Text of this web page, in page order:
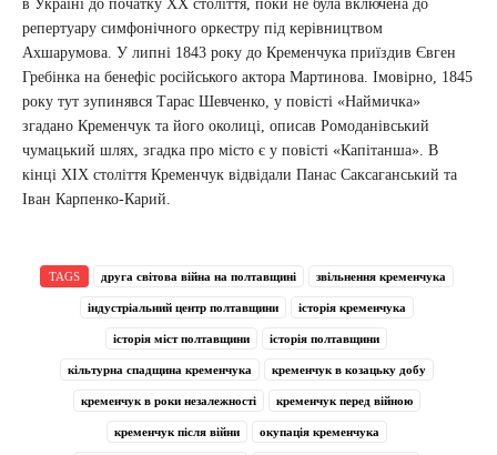
в Україні до початку ХХ століття, поки не була включена до
репертуару симфонічного оркестру під керівництвом
Ахшарумова. У липні 1843 року до Кременчука приїздив Євген
Гребінка на бенефіс російського актора Мартинова. Імовірно, 1845
року тут зупинявся Тарас Шевченко, у повісті «Наймичка»
згадано Кременчук та його околиці, описав Ромоданівський
чумацький шлях, згадка про місто є у повісті «Капітанша». В
кінці ХІХ століття Кременчук відвідали Панас Саксаганський та
Іван Карпенко-Карий.
TAGS друга світова війна на полтавщині звільнення кременчука
індустріальний центр полтавщини історія кременчука
історія міст полтавщини історія полтавщини
кільтурна спадщина кременчука кременчук в козацьку добу
кременчук в роки незалежності кременчук перед війною
кременчук після війни окупація кременчука